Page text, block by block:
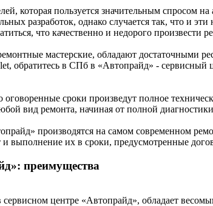
которая пользуется значительным спросом
разработок, однако случается так, что и
что качественно и недорого произвести
мастерские, обладают достаточными
обратитесь в СПб в «Автопрайд» -
сроки произведут полное
вид ремонта, начиная от полной
производятся на самом современном
и выполнение их в сроки, предусмотренные
преимущества
центре «Автопрайд», обладает